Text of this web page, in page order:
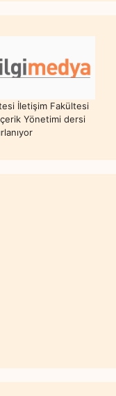
İletişim Fakültesi
Yönetimi dersi